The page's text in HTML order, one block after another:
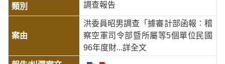
調查報告
洪委員昭男調查「據審計部函報︰稽
察空軍司令部暨所屬等5個單位民國
96年度財...詳全文